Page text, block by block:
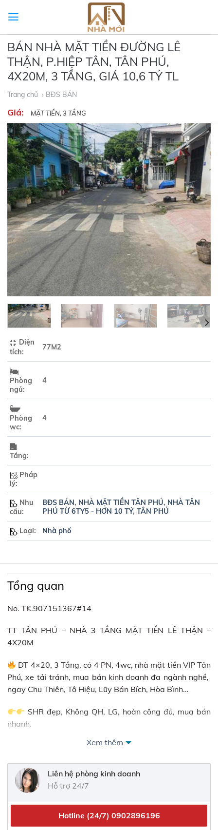
BÁN NHÀ MẶT TIỀN ĐƯỜNG LÊ
THẬN, P.HIỆP TÂN, TÂN PHÚ,
4X20M, 3 TẦNG, GIÁ 10,6 TỶ TL
Trang chủ › BĐS BÁN
Giá: MẶT TIỀN, 3 TẦNG
Diện
tích:
77M2
Phòng
ngủ:
4
Phòng
wc:
4
Tầng:
Pháp
lý:
Nhu
cầu:
BĐS BÁN, NHÀ MẶT TIỀN TÂN PHÚ, NHÀ TÂN
PHÚ TỪ 6TY5 - HƠN 10 TỶ, TÂN PHÚ
Loại: Nhà phố
Tổng quan
No. TK.907151367#14
TT TÂN PHÚ – NHÀ 3 TẦNG MẶT TIỀN LÊ THẬN –
4X20M
DT 4×20, 3 Tầng, có 4 PN, 4wc, nhà mặt tiền VIP Tân
Phú, xe tải tránh, mua bán kinh doanh đa ngành nghề,
ngay Chu Thiên, Tô Hiệu, Lũy Bán Bích, Hòa Bình…
SHR đẹp, Không QH, LG, hoàn công đủ, mua bán
nhanh.
Xem thêm
Liên hệ phòng kinh doanh
Hỗ trợ 24/7
Hotline (24/7) 0902896196